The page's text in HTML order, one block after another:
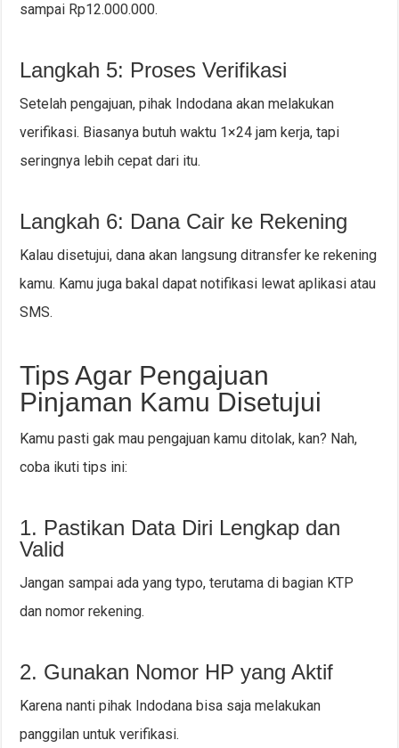
sampai Rp12.000.000.
Langkah 5: Proses Verifikasi
Setelah pengajuan, pihak Indodana akan melakukan
verifikasi. Biasanya butuh waktu 1×24 jam kerja, tapi
seringnya lebih cepat dari itu.
Langkah 6: Dana Cair ke Rekening
Kalau disetujui, dana akan langsung ditransfer ke rekening
kamu. Kamu juga bakal dapat notifikasi lewat aplikasi atau
SMS.
Tips Agar Pengajuan
Pinjaman Kamu Disetujui
Kamu pasti gak mau pengajuan kamu ditolak, kan? Nah,
coba ikuti tips ini:
1. Pastikan Data Diri Lengkap dan
Valid
Jangan sampai ada yang typo, terutama di bagian KTP
dan nomor rekening.
2. Gunakan Nomor HP yang Aktif
Karena nanti pihak Indodana bisa saja melakukan
panggilan untuk verifikasi.